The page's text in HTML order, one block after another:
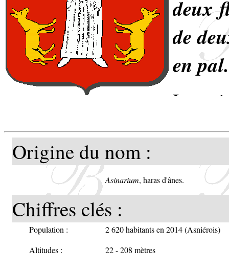
deux
de
en pal.
Le roi
1223
droit
Origine du nom :
Asinarium, haras d'ânes.
Chiffres clés :
Population :
2 620 habitants en 2014 (Asniérois)
Altitudes :
22 - 208 mètres